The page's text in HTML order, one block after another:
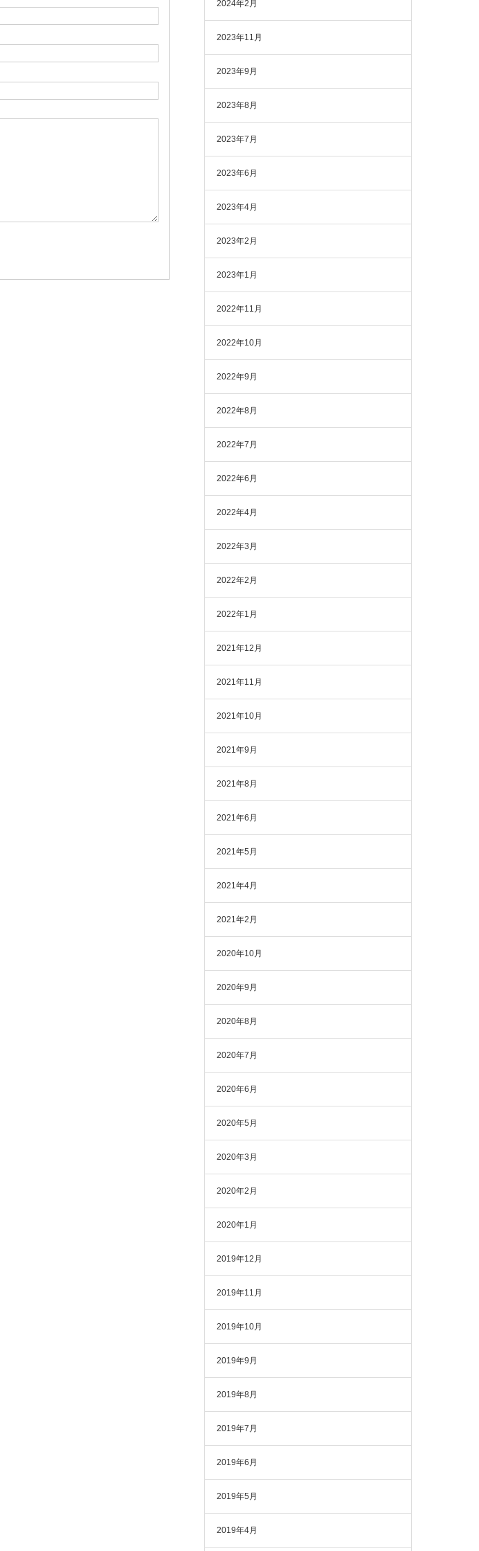
2024年2月
2023年11月
2023年9月
2023年8月
2023年7月
2023年6月
2023年4月
2023年2月
2023年1月
2022年11月
2022年10月
2022年9月
2022年8月
2022年7月
2022年6月
2022年4月
2022年3月
2022年2月
2022年1月
2021年12月
2021年11月
2021年10月
2021年9月
2021年8月
2021年6月
2021年5月
2021年4月
2021年2月
2020年10月
2020年9月
2020年8月
2020年7月
2020年6月
2020年5月
2020年3月
2020年2月
2020年1月
2019年12月
2019年11月
2019年10月
2019年9月
2019年8月
2019年7月
2019年6月
2019年5月
2019年4月